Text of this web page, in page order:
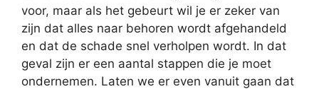
voor, maar als het gebeurt wil je er zeker van
zijn dat alles naar behoren wordt afgehandeld
en dat de schade snel verholpen wordt. In dat
geval zijn er een aantal stappen die je moet
ondernemen. Laten we er even vanuit gaan dat